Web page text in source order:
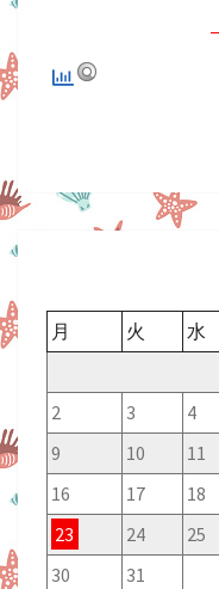
月
火 水
2
3 4
9
10 11
16
17 18
23
24 25
30
31